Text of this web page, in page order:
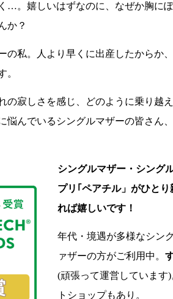
…。嬉しいはずなのに、なぜか胸に
か？
の私。人より早くに出産したからか
。
の寂しさを感じ、どのように乗り越
悩んでいるシングルマザーの皆さん
シングルマザー・シング
プリ｢ペアチル」がひと
れば嬉しいです！
年代・境遇が多様なシン
ァザーの方がご利用中。
(頑張って運営しています
トショップもあり。